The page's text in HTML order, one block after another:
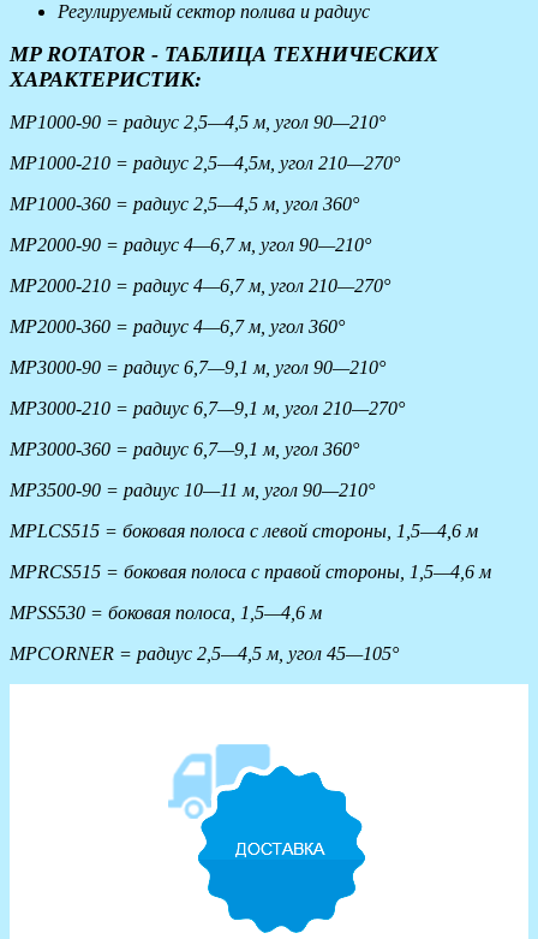
Регулируемый сектор полива и радиус
MP ROTATOR - ТАБЛИЦА ТЕХНИЧЕСКИХ
ХАРАКТЕРИСТИК:
MP1000-90 = радиус 2,5—4,5 м, угол 90—210°
MP1000-210 = радиус 2,5—4,5м, угол 210—270°
MP1000-360 = радиус 2,5—4,5 м, угол 360°
MP2000-90 = радиус 4—6,7 м, угол 90—210°
MP2000-210 = радиус 4—6,7 м, угол 210—270°
MP2000-360 = радиус 4—6,7 м, угол 360°
MP3000-90 = радиус 6,7—9,1 м, угол 90—210°
MP3000-210 = радиус 6,7—9,1 м, угол 210—270°
MP3000-360 = радиус 6,7—9,1 м, угол 360°
MP3500-90 = радиус 10—11 м, угол 90—210°
MPLCS515 = боковая полоса с левой стороны, 1,5—4,6 м
MPRCS515 = боковая полоса с правой стороны, 1,5—4,6 м
MPSS530 = боковая полоса, 1,5—4,6 м
MPCORNER = радиус 2,5—4,5 м, угол 45—105°